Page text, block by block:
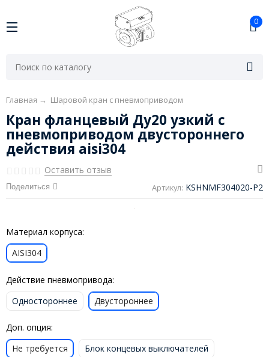
0
Главная → Шаровой кран с пневмоприводом
Кран фланцевый Ду20 узкий с
пневмоприводом двустороннего
действия aisi304
Оставить отзыв
Поделиться Артикул: KSHNMF304020-P2
Материал корпуса:
AISI304
Действие пневмопривода:
Одностороннее
Двустороннее
Доп. опция:
Не требуется
Блок концевых выключателей